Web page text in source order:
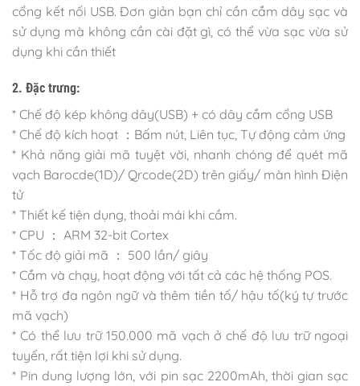
cổng kết nối USB. Đơn giản bạn chỉ cần cắm dây sạc và
sử dụng mà không cần cài đặt gì, có thể vừa sạc vừa sử
dụng khi cần thiết
2. Đặc trưng:
* Chế độ kép không dây(USB) + có dây cắm cổng USB
* Chế độ kích hoạt ：Bấm nút, Liên tục, Tự động cảm ứng
* Khả năng giải mã tuyệt vời, nhanh chóng để quét mã
vạch Barocde(1D)/ Qrcode(2D) trên giấy/ màn hình Điện
tử
* Thiết kế tiện dụng, thoải mái khi cầm.
* CPU ： ARM 32-bit Cortex
* Tốc độ giải mã ： 500 lần/ giây
* Cắm và chạy, hoạt động với tất cả các hệ thống POS.
* Hỗ trợ đa ngôn ngữ và thêm tiền tố/ hậu tố(ký tự trước
mã vạch)
* Có thể lưu trữ 150.000 mã vạch ở chế độ lưu trữ ngoại
tuyến, rất tiện lợi khi sử dụng.
* Pin dung lượng lớn, với pin sạc 2200mAh, thời gian sạc